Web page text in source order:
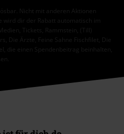
wird dir der Rabatt automatisch im
Tickets, Rammstein, (Till)
Die Ärzte, Feine Sahne Fischfilet, Die
die einen Spendenbeitrag beinhalten,
für dich da